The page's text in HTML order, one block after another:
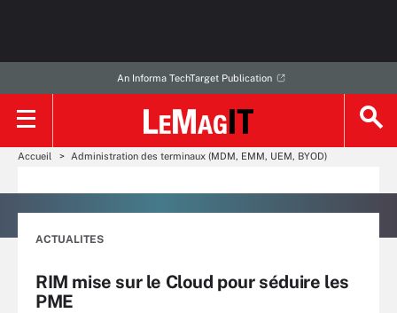
An Informa TechTarget Publication
Accueil Administration des terminaux (MDM, EMM, UEM, BYOD)
ACTUALITES
RIM mise sur le Cloud pour séduire les
PME